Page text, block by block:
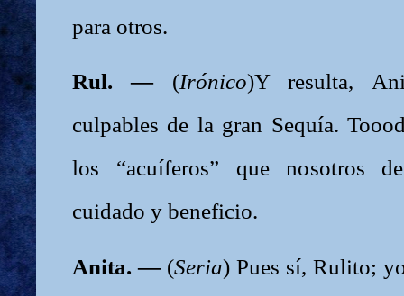
para otros.
Rul. — (Irónico)Y resulta,
culpables de la gran Sequía.
los “acuíferos” que nosotros
cuidado y beneficio.
Anita. — (Seria) Pues sí, Rulito;